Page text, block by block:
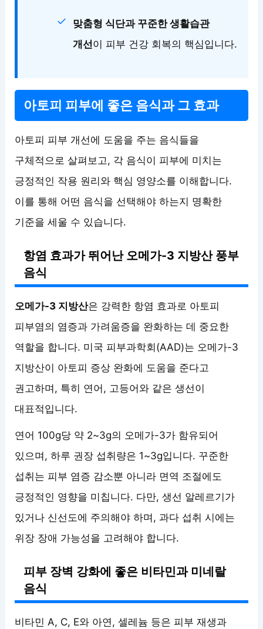
맞춤형 식단과 꾸준한 생활습관
개선이 피부 건강 회복의 핵심입니다.
아토피 피부에 좋은 음식과 그 효과
아토피 피부 개선에 도움을 주는 음식들을
구체적으로 살펴보고, 각 음식이 피부에 미치는
긍정적인 작용 원리와 핵심 영양소를 이해합니다.
이를 통해 어떤 음식을 선택해야 하는지 명확한
기준을 세울 수 있습니다.
항염 효과가 뛰어난 오메가-3 지방산 풍부
음식
오메가-3 지방산은 강력한 항염 효과로 아토피
피부염의 염증과 가려움증을 완화하는 데 중요한
역할을 합니다. 미국 피부과학회(AAD)는 오메가-3
지방산이 아토피 증상 완화에 도움을 준다고
권고하며, 특히 연어, 고등어와 같은 생선이
대표적입니다.
연어 100g당 약 2~3g의 오메가-3가 함유되어
있으며, 하루 권장 섭취량은 1~3g입니다. 꾸준한
섭취는 피부 염증 감소뿐 아니라 면역 조절에도
긍정적인 영향을 미칩니다. 다만, 생선 알레르기가
있거나 신선도에 주의해야 하며, 과다 섭취 시에는
위장 장애 가능성을 고려해야 합니다.
피부 장벽 강화에 좋은 비타민과 미네랄
음식
비타민 A, C, E와 아연, 셀레늄 등은 피부 재생과